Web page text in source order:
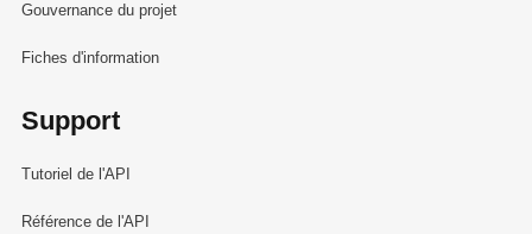
Gouvernance du projet
Fiches d'information
Support
Tutoriel de l'API
Référence de l'API